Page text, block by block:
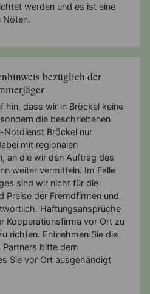
werden und es ist eine
Nöten.
bezüglich der
hin, dass wir in Bröckel keine
die beschriebenen
Notdienst Bröckel nur
mit regionalen
an die wir den Auftrag des
weiter vermitteln. Im Falle
sind wir nicht für die
Preise der Fremdfirmen und
Haftungsansprüche
Kooperationsfirma vor Ort zu
richten. Entnehmen Sie die
Partners bitte dem
Sie vor Ort ausgehändigt